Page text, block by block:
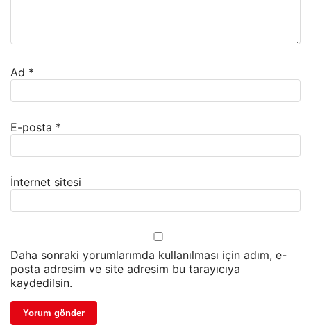
Ad *
E-posta *
İnternet sitesi
Daha sonraki yorumlarımda kullanılması için adım, e-
posta adresim ve site adresim bu tarayıcıya
kaydedilsin.